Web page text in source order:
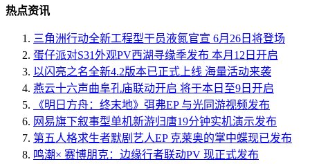
热点资讯
三角洲行动全新工程型干员液氮官宣 6月26日将登场
蛋仔派对S31外观PV西湖寻缘季发布 本月12日开启
以闪亮之名全新4.2版本已正式上线 海量活动来袭
燕云十六声曲阜孔庙联动开启 将于本日至9日开启
《明日方舟：终末地》弭弗EP 与光同游视频发布
网易旗下叙事型单机新游归唐19分钟实机演示发布
第五人格求生者默剧艺人EP 克莱奥的掌中蝶现已发布
鸣潮× 赛博朋克：边缘行者联动PV 现正式发布